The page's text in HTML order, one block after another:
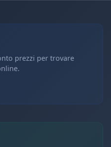
prezzi per trovare